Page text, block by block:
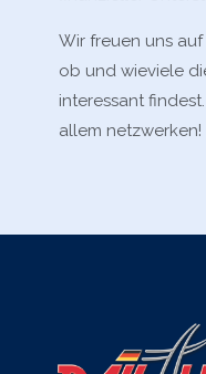
Wir freuen uns
ob und wieviele
interessant
allem netzwerken!